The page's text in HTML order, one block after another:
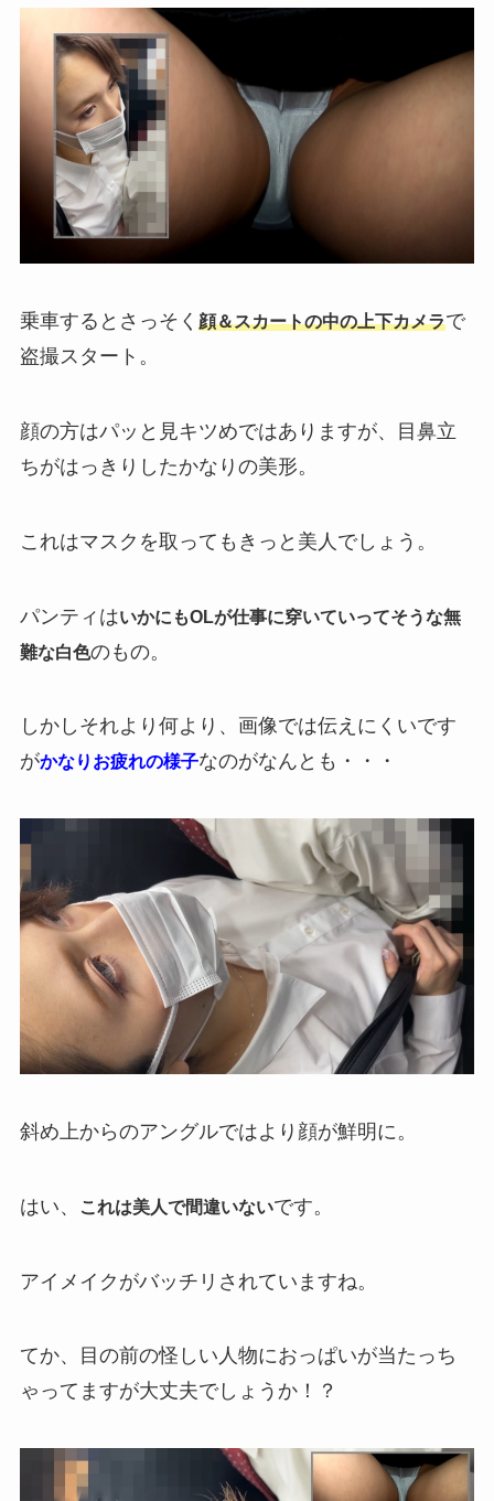
乗車するとさっそく 顔＆スカートの中の上下カメラで
盗撮スタート。
顔の方はパッと見キツめではありますが、目鼻立
ちがはっきりしたかなりの美形。
これはマスクを取ってもきっと美人でしょう。
パンティはいかにもOLが仕事に穿いていってそうな無
難な白色のもの。
しかしそれより何より、画像では伝えにくいです
がかなりお疲れの様子なのがなんとも・・・
斜め上からのアングルではより顔が鮮明に。
はい、 これは美人で間違いないです。
アイメイクがバッチリされていますね。
てか、目の前の怪しい人物におっぱいが当たっち
ゃってますが大丈夫でしょうか！？